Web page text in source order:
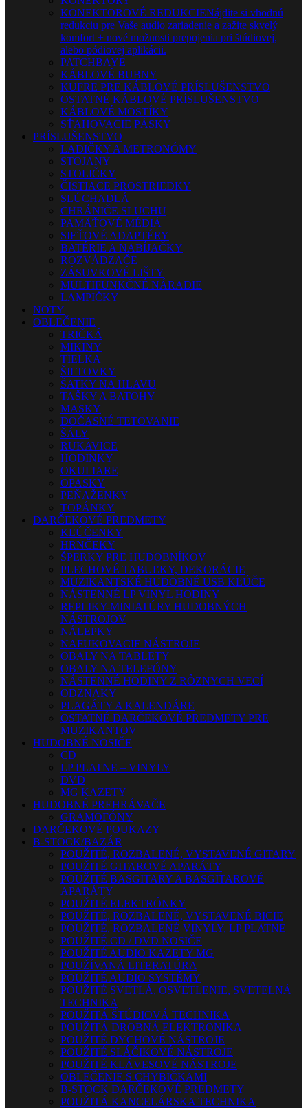
KONEKTOROVÉ REDUKCIENájdite si vhodnú
redukciu pre Vaše audio zariadenie a zažite skvelý
komfort + nové možnosti prepojenia pri štúdiovej,
alebo pódiovej aplikácii.
PATCHBAYE
KÁBLOVÉ BUBNY
KUFRE PRE KÁBLOVÉ PRÍSLUŠENSTVO
OSTATNÉ KÁBLOVÉ PRÍSLUŠENSTVO
KÁBLOVÉ MOSTÍKY
SŤAHOVACIE PÁSKY
PRÍSLUŠENSTVO
LADIČKY A METRONÓMY
STOJANY
STOLIČKY
ČISTIACE PROSTRIEDKY
SLÚCHADLÁ
CHRÁNIČE SLUCHU
PAMÄŤOVÉ MÉDIÁ
SIEŤOVÉ ADAPTÉRY
BATÉRIE A NABÍJAČKY
ROZVÁDZAČE
ZÁSUVKOVÉ LIŠTY
MULTIFUNKČNÉ NÁRADIE
LAMPIČKY
NOTY
OBLEČENIE
TRIČKÁ
MIKINY
TIELKA
ŠILTOVKY
ŠATKY NA HLAVU
TAŠKY A BATOHY
MASKY
DOČASNÉ TETOVANIE
ŠÁLY
RUKAVICE
HODINKY
OKULIARE
OPASKY
PEŇAŽENKY
TOPÁNKY
DARČEKOVÉ PREDMETY
KĽÚČENKY
HRNČEKY
ŠPERKY PRE HUDOBNÍKOV
PLECHOVÉ TABUĽKY, DEKORÁCIE
MUZIKANTSKÉ HUDOBNÉ USB KĽÚČE
NÁSTENNÉ LP VINYL HODINY
REPLIKY-MINIATÚRY HUDOBNÝCH
NÁSTROJOV
NÁLEPKY
NAFUKOVACIE NÁSTROJE
OBALY NA TABLETY
OBALY NA TELEFÓNY
NÁSTENNÉ HODINY Z RÔZNYCH VECÍ
ODZNAKY
PLAGÁTY A KALENDÁRE
OSTATNÉ DARČEKOVÉ PREDMETY PRE
MUZIKANTOV
HUDOBNÉ NOSIČE
CD
LP PLATNE – VINYLY
DVD
MG KAZETY
HUDOBNÉ PREHRÁVAČE
GRAMOFÓNY
DARČEKOVÉ POUKAZY
B-STOCK/BAZÁR
POUŽITÉ, ROZBALENÉ, VYSTAVENÉ GITARY
POUŽITÉ GITAROVÉ APARÁTY
POUŽITÉ BASGITARY A BASGITAROVÉ
APARÁTY
POUŽITÉ ELEKTRÓNKY
POUŽITÉ, ROZBALENÉ, VYSTAVENÉ BICIE
POUŽITÉ, ROZBALENÉ VINYLY, LP PLATNE
POUŽITÉ CD / DVD NOSIČE
POUŽITÉ AUDIO KAZETY MG
POUŽÍVANÁ LITERATÚRA
POUŽITÉ AUDIO SYSTÉMY
POUŽITÉ SVETLÁ, OSVETLENIE, SVETELNÁ
TECHNIKA
POUŽITÁ ŠTÚDIOVÁ TECHNIKA
POUŽITÁ DROBNÁ ELEKTRONIKA
POUŽITÉ DYCHOVÉ NÁSTROJE
POUŽITÉ SLÁČIKOVÉ NÁSTROJE
POUŽITÉ KLÁVESOVÉ NÁSTROJE
OBLEČENIE S CHYBIČKAMI
B-STOCK DARČEKOVÉ PREDMETY
POUŽITÁ KANCELÁRSKA TECHNIKA